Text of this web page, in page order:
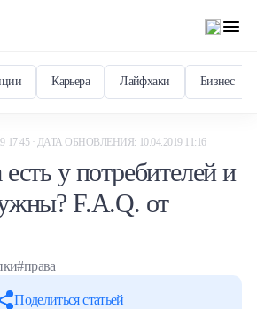
Карьера Лайфхаки Бизнес
· ДАТА ОБНОВЛЕНИЯ: 10.04.2019 11:16
у потребителей и
F.A.Q. от
Поделиться статьей
#права